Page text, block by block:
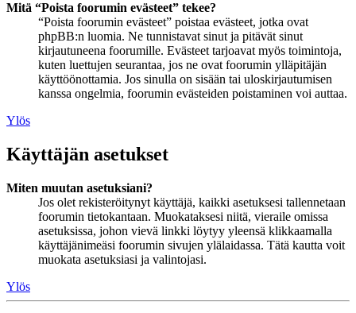
Mitä “Poista foorumin evästeet” tekee?
“Poista foorumin evästeet” poistaa evästeet, jotka ovat
phpBB:n luomia. Ne tunnistavat sinut ja pitävät sinut
kirjautuneena foorumille. Evästeet tarjoavat myös toimintoja,
kuten luettujen seurantaa, jos ne ovat foorumin ylläpitäjän
käyttöönottamia. Jos sinulla on sisään tai uloskirjautumisen
kanssa ongelmia, foorumin evästeiden poistaminen voi auttaa.
Ylös
Käyttäjän asetukset
Miten muutan asetuksiani?
Jos olet rekisteröitynyt käyttäjä, kaikki asetuksesi tallennetaan
foorumin tietokantaan. Muokataksesi niitä, vieraile omissa
asetuksissa, johon vievä linkki löytyy yleensä klikkaamalla
käyttäjänimeäsi foorumin sivujen ylälaidassa. Tätä kautta voit
muokata asetuksiasi ja valintojasi.
Ylös